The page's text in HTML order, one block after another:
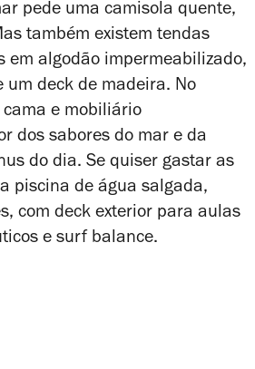
pede uma camisola quente,
também existem tendas
algodão impermeabilizado,
um deck de madeira. No
e mobiliário
dos sabores do mar e da
do dia. Se quiser gastar as
piscina de água salgada,
com deck exterior para aulas
e surf balance.